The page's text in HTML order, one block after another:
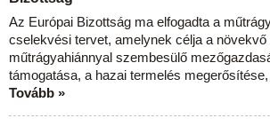
Az Európai Bizottság ma elfogadta a
cselekvési tervet, amelynek célja a
műtrágyahiánnyal szembesülő
támogatása, a hazai termelés
Tovább »